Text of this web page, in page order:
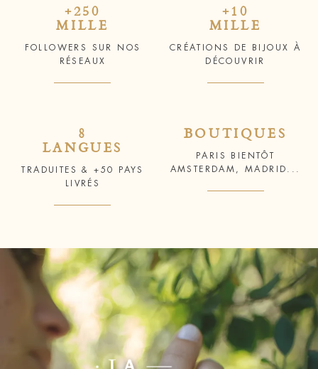
+250
MILLE
FOLLOWERS SUR NOS
RÉSEAUX
+10
MILLE
CRÉATIONS DE BIJOUX À
DÉCOUVRIR
8
LANGUES
TRADUITES & +50 PAYS
LIVRÉS
BOUTIQUES
PARIS BIENTÔT
AMSTERDAM, MADRID...